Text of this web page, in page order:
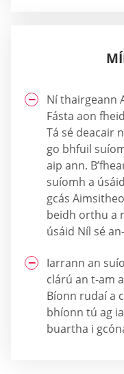
Ní thairgeann
Fásta aon
Tá sé deacair
go bhfuil
aip ann.
suíomh a
gcás
beidh orthu a
úsáid Níl sé
Iarrann an
clárú an t-am
Bíonn rudaí a
bhíonn tú ag
buartha i